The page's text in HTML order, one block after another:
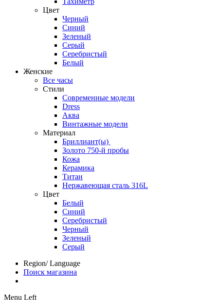
Цвет
Черный
Синий
Зеленый
Серый
Серебристый
Белый
Женские
Все часы
Стили
Современные модели
Dress
Аква
Винтажные модели
Материал
Бриллиант(ы)
Золото 750-й пробы
Кожа
Керамика
Титан
Нержавеющая сталь 316L
Цвет
Белый
Синий
Серебристый
Черный
Зеленый
Серый
Region/ Language
Поиск магазина
Menu Left